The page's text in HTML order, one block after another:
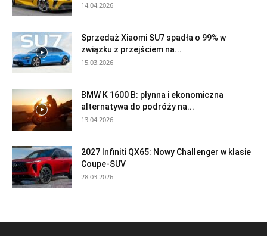
14.04.2026
Sprzedaż Xiaomi SU7 spadła o 99% w
związku z przejściem na...
15.03.2026
BMW K 1600 B: płynna i ekonomiczna
alternatywa do podróży na...
13.04.2026
2027 Infiniti QX65: Nowy Challenger w klasie
Coupe-SUV
28.03.2026